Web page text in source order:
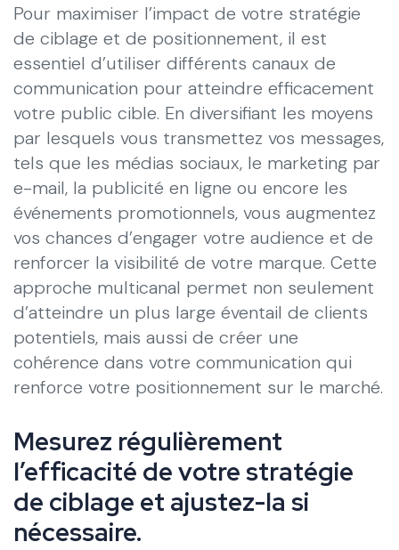
Pour maximiser l’impact de votre stratégie
de ciblage et de positionnement, il est
essentiel d’utiliser différents canaux de
communication pour atteindre efficacement
votre public cible. En diversifiant les moyens
par lesquels vous transmettez vos messages,
tels que les médias sociaux, le marketing par
e-mail, la publicité en ligne ou encore les
événements promotionnels, vous augmentez
vos chances d’engager votre audience et de
renforcer la visibilité de votre marque. Cette
approche multicanal permet non seulement
d’atteindre un plus large éventail de clients
potentiels, mais aussi de créer une
cohérence dans votre communication qui
renforce votre positionnement sur le marché.
Mesurez régulièrement
l’efficacité de votre stratégie
de ciblage et ajustez-la si
nécessaire.